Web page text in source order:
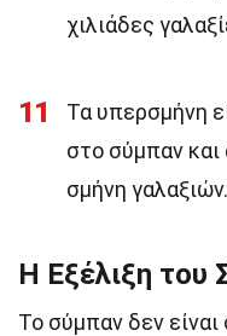
χιλιάδες
11
Τα υπερσμήνη
στο σύμπαν
σμήνη γαλαξιών.
Η Εξέλιξη του
Το σύμπαν δεν είναι